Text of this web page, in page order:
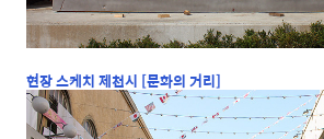
현장 스케치 제천시 [문화의 거리]